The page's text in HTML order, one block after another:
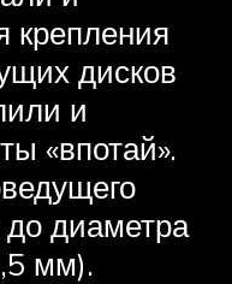
крепления
дисков
и
«впотай».
диаметра
мм).